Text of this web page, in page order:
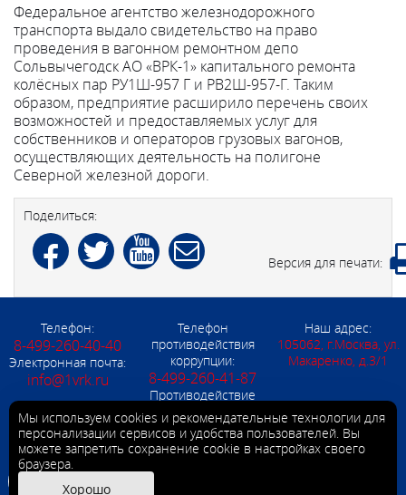
Федеральное агентство железнодорожного
транспорта выдало свидетельство на право
проведения в вагонном ремонтном депо
Сольвычегодск АО «ВРК-1» капитального ремонта
колёсных пар РУ1Ш-957 Г и РВ2Ш-957-Г. Таким
образом, предприятие расширило перечень своих
возможностей и предоставляемых услуг для
собственников и операторов грузовых вагонов,
осуществляющих деятельность на полигоне
Северной железной дороги.
Поделиться:
Версия для печати:
Телефон:
8-499-260-40-40
Электронная почта:
info@1vrk.ru
Телефон
противодействия
коррупции:
8-499-260-41-87
Противодействие
коррупции:
Korrup@1vrk.ru
Наш адрес:
105062, г.Москва, ул.
Макаренко, д.3/1
© 2011-2026 АО "ВРК-1"
Max
Мы используем cookies и рекомендательные технологии для
персонализации сервисов и удобства пользователей. Вы
можете запретить сохранение cookie в настройках своего
браузера.
Хорошо